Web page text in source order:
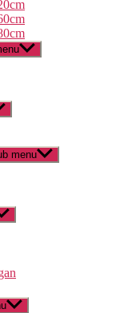
menu